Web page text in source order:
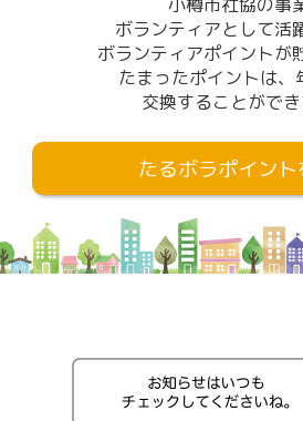
ボランティアとして活
ボランティアポイントが
たまったポイントは、
交換することができ
たるボラポイント